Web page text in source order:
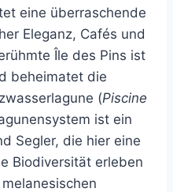
eine überraschende
Eleganz, Cafés und
Île des Pins ist
beheimatet die
(Piscine
ist ein
Segler, die hier eine
Biodiversität erleben